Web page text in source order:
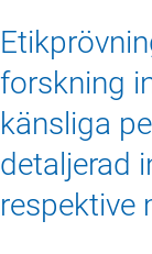
forskning
känsliga
detaljerad
respektive